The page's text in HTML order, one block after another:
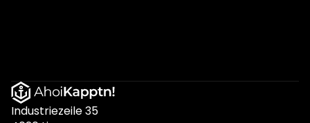
Industriezeile 35